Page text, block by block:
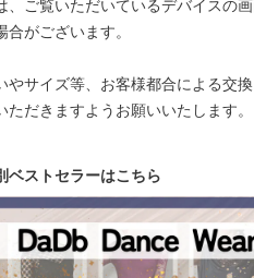
、ご覧いただいているデバイスの
合がございます。
やサイズ等、お客様都合による交
ただきますようお願いいたします。
ベストセラーはこちら